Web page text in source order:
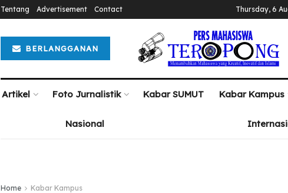
Tentang Advertisement Contact Thursday, 6
BERLANGGANAN
Artikel Foto Jurnalistik Kabar SUMUT Kabar Kampus
Nasional
Home Kabar Kampus